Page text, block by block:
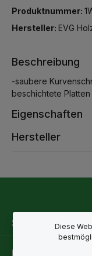
Produktnummer:
Hersteller: EVG
Beschreibung
-saubere
beschichtete Platten
Eigenschaften
Hersteller
Service-Hotline
Rechtliche
Diese